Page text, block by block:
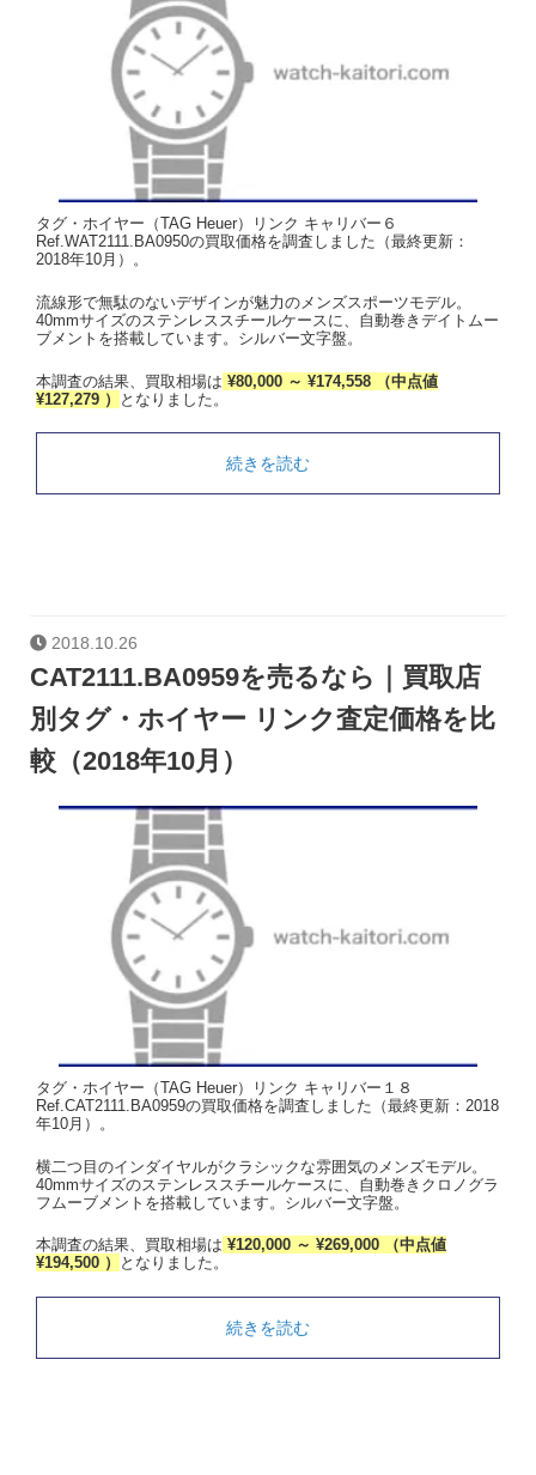
タグ・ホイヤー（TAG Heuer）リンク キャリバー６
Ref.WAT2111.BA0950の買取価格を調査しました（最終更新：
2018年10月）。
流線形で無駄のないデザインが魅力のメンズスポーツモデル。
40mmサイズのステンレススチールケースに、自動巻きデイトムー
ブメントを搭載しています。シルバー文字盤。
本調査の結果、買取相場は ¥80,000 ～ ¥174,558 （中点値
¥127,279 ）
となりました。
続きを読む
2018.10.26
CAT2111.BA0959を売るなら｜買取店
別タグ・ホイヤー リンク査定価格を比
較（2018年10月）
タグ・ホイヤー（TAG Heuer）リンク キャリバー１８
Ref.CAT2111.BA0959の買取価格を調査しました（最終更新：2018
年10月）。
横二つ目のインダイヤルがクラシックな雰囲気のメンズモデル。
40mmサイズのステンレススチールケースに、自動巻きクロノグラ
フムーブメントを搭載しています。シルバー文字盤。
本調査の結果、買取相場は ¥120,000 ～ ¥269,000 （中点値
¥194,500 ）
となりました。
続きを読む